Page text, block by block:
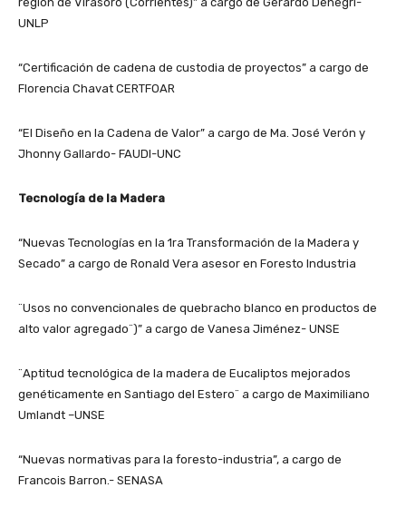
UNLP
“Certificación de cadena de custodia de proyectos” a cargo de
Florencia Chavat CERTFOAR
“El Diseño en la Cadena de Valor” a cargo de Ma. José Verón y
Jhonny Gallardo- FAUDI-UNC
Tecnología de la Madera
“Nuevas Tecnologías en la 1ra Transformación de la Madera y
Secado” a cargo de Ronald Vera asesor en Foresto Industria
¨Usos no convencionales de quebracho blanco en productos de
alto valor agregado¨)” a cargo de Vanesa Jiménez- UNSE
¨Aptitud tecnológica de la madera de Eucaliptos mejorados
genéticamente en Santiago del Estero¨ a cargo de Maximiliano
Umlandt –UNSE
“Nuevas normativas para la foresto-industria”, a cargo de
Francois Barron.- SENASA